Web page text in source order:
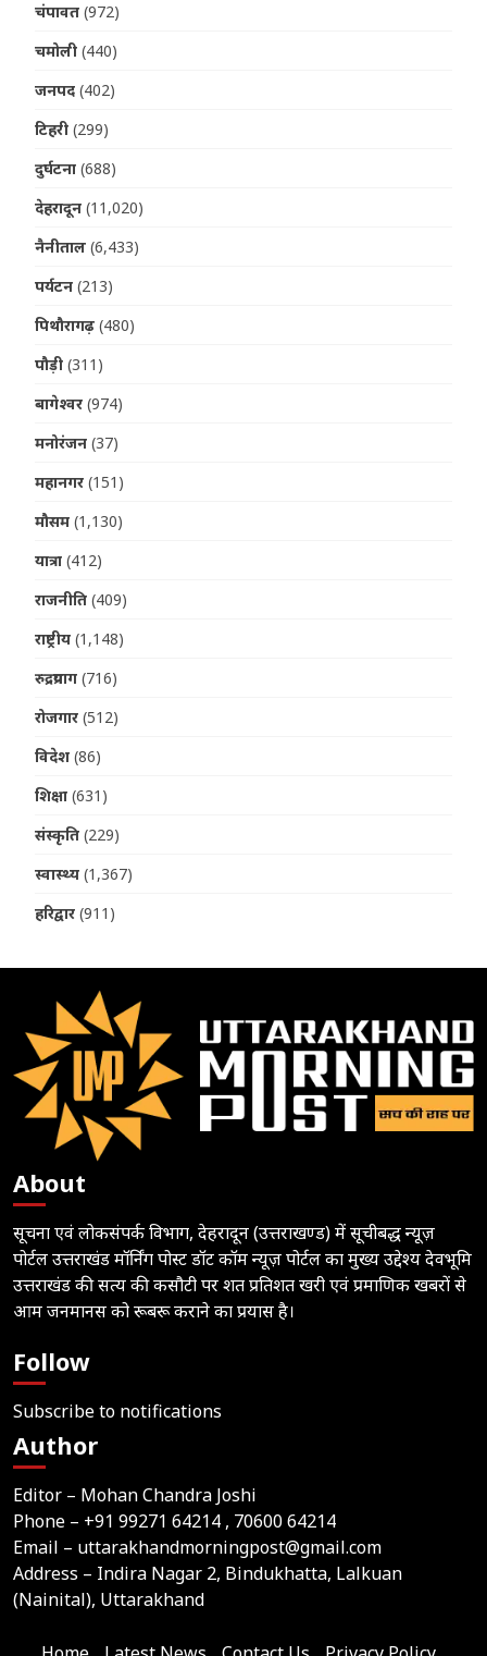
चंपावत (972)
चमोली (440)
जनपद (402)
टिहरी (299)
दुर्घटना (688)
देहरादून (11,020)
नैनीताल (6,433)
पर्यटन (213)
पिथौरागढ़ (480)
पौड़ी (311)
बागेश्वर (974)
मनोरंजन (37)
महानगर (151)
मौसम (1,130)
यात्रा (412)
राजनीति (409)
राष्ट्रीय (1,148)
रुद्रप्रयाग (716)
रोजगार (512)
विदेश (86)
शिक्षा (631)
संस्कृति (229)
स्वास्थ्य (1,367)
हरिद्वार (911)
About
सूचना एवं लोकसंपर्क विभाग, देहरादून (उत्तराखण्ड) में सूचीबद्ध न्यूज़
पोर्टल उत्तराखंड मॉर्निंग पोस्ट डॉट कॉम न्यूज़ पोर्टल का मुख्य उद्देश्य देवभूमि
उत्तराखंड की सत्य की कसौटी पर शत प्रतिशत खरी एवं प्रमाणिक खबरों से
आम जनमानस को रूबरू कराने का प्रयास है।
Follow
Subscribe to notifications
Author
Editor – Mohan Chandra Joshi
Phone – +91 99271 64214 , 70600 64214
Email – uttarakhandmorningpost@gmail.com
Address – Indira Nagar 2, Bindukhatta, Lalkuan
(Nainital), Uttarakhand